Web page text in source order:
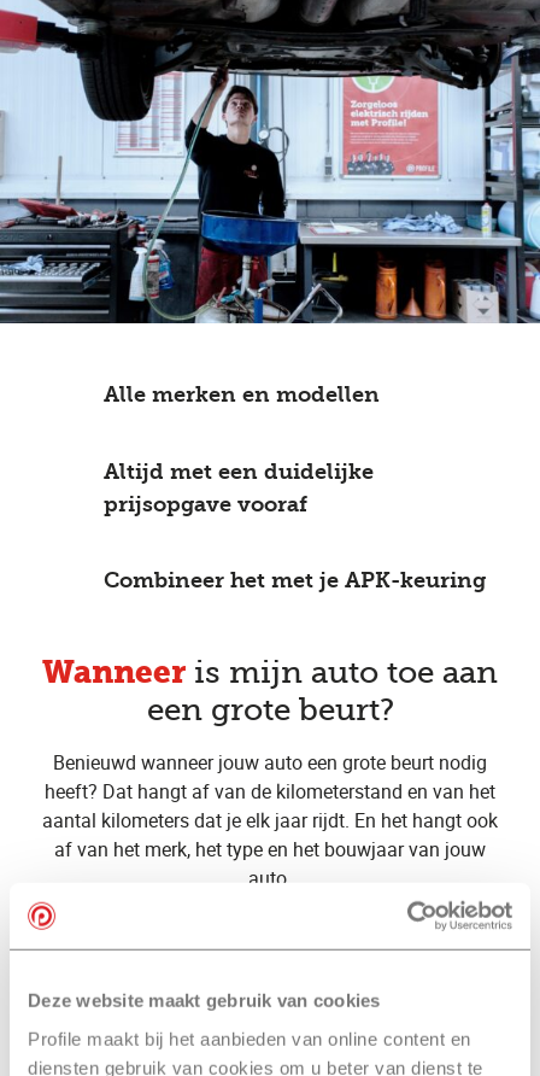
Deze website maakt gebruik van cookies
Profile maakt bij het aanbieden van online content en
diensten gebruik van cookies om u beter van dienst te
Alle merken en modellen
Altijd met een duidelijke
prijsopgave vooraf
Combineer het met je APK-keuring
Wanneer is mijn auto toe aan
een grote beurt?
Benieuwd wanneer jouw auto een grote beurt nodig
heeft? Dat hangt af van de kilometerstand en van het
aantal kilometers dat je elk jaar rijdt. En het hangt ook
af van het merk, het type en het bouwjaar van jouw
auto.
Is jouw auto ouder dan 6 of 7 jaar? Dan wordt een
grote beurt meestal aangeraden na elke twee jaar of na
dan 6 of 7 jaar? Dan geeft vaak een lampje op je
dashboard aan dat het tijd is voor een (grote)